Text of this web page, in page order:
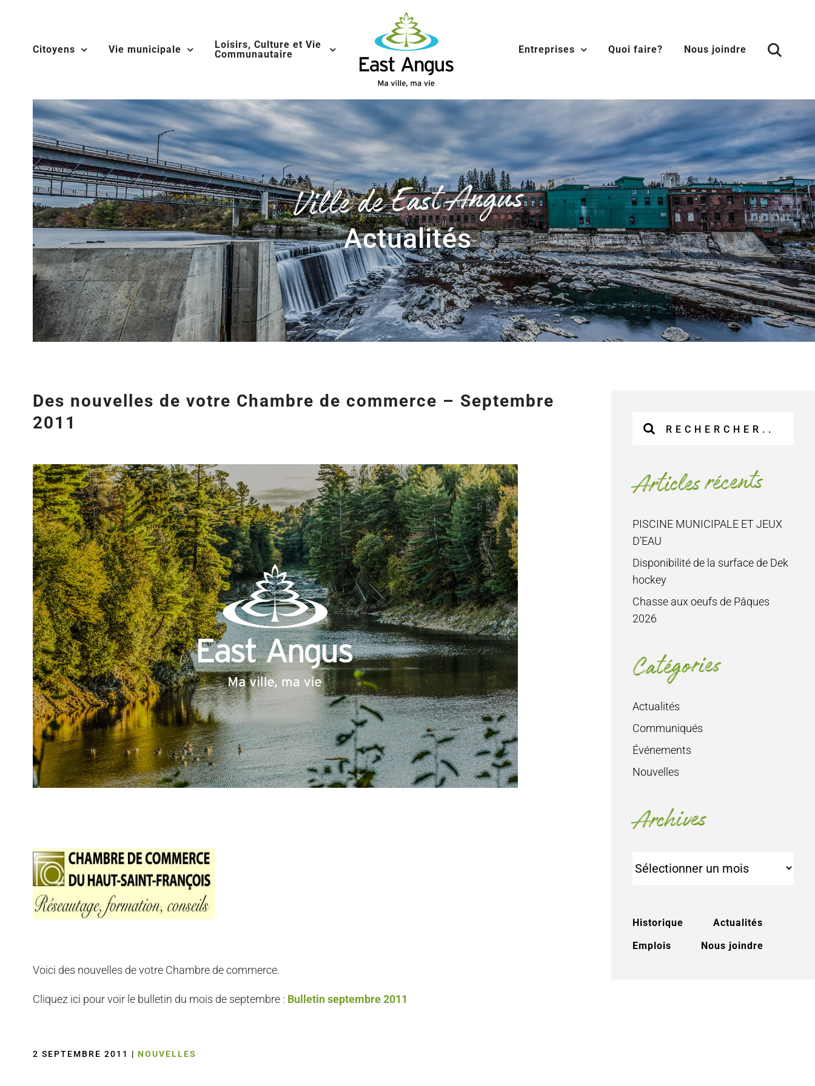
contentCitoyens Vie municipale
Loisirs, Culture et Vie
Communautaire
Entreprises Quoi faire? Nous joindre
Ville de East Angus
Actualités
Des nouvelles de votre Chambre de commerce – Septembre
2011
Agrandir
l&apos;image
Voici des nouvelles de votre Chambre de commerce.
Cliquez ici pour voir le bulletin du mois de septembre : Bulletin septembre 2011
2 SEPTEMBRE 2011 | NOUVELLES
sur
:Articles récents
PISCINE MUNICIPALE ET JEUX
D’EAU
Disponibilité de la surface de Dek
hockey
Chasse aux oeufs de Pâques
2026
Catégories
Actualités
Communiqués
Événements
Nouvelles
Archives
Historique
Actualités
Emplois
Nous joindre